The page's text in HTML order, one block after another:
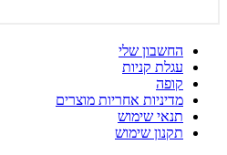
החשבון שלי
עגלת קניות
קופה
מדיניות אחריות מוצרים
תנאי שימוש
תקנון שימוש